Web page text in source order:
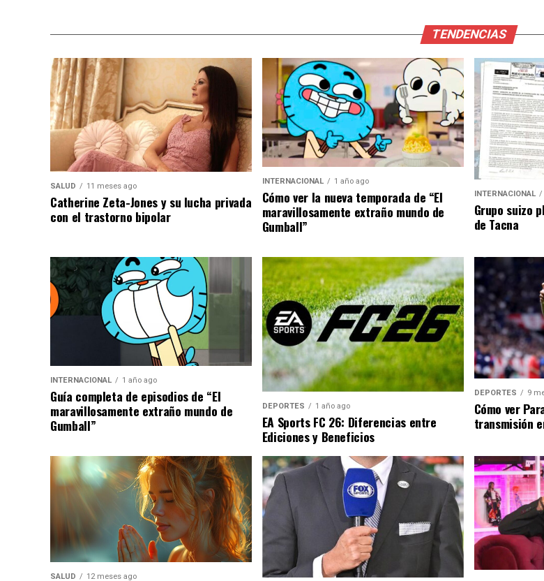
TENDENCIAS
SALUD 11 meses ago
Catherine Zeta-Jones y su lucha privada
con el trastorno bipolar
INTERNACIONAL 1 año ago
Cómo ver la nueva temporada de “El
maravillosamente extraño mundo de
Gumball”
INTERNACIONAL
Grupo suizo
de Tacna
INTERNACIONAL 1 año ago
Guía completa de episodios de “El
maravillosamente extraño mundo de
Gumball”
DEPORTES 1 año ago
EA Sports FC 26: Diferencias entre
Ediciones y Beneficios
DEPORTES 9
Cómo ver
transmisión
SALUD
12 meses ago